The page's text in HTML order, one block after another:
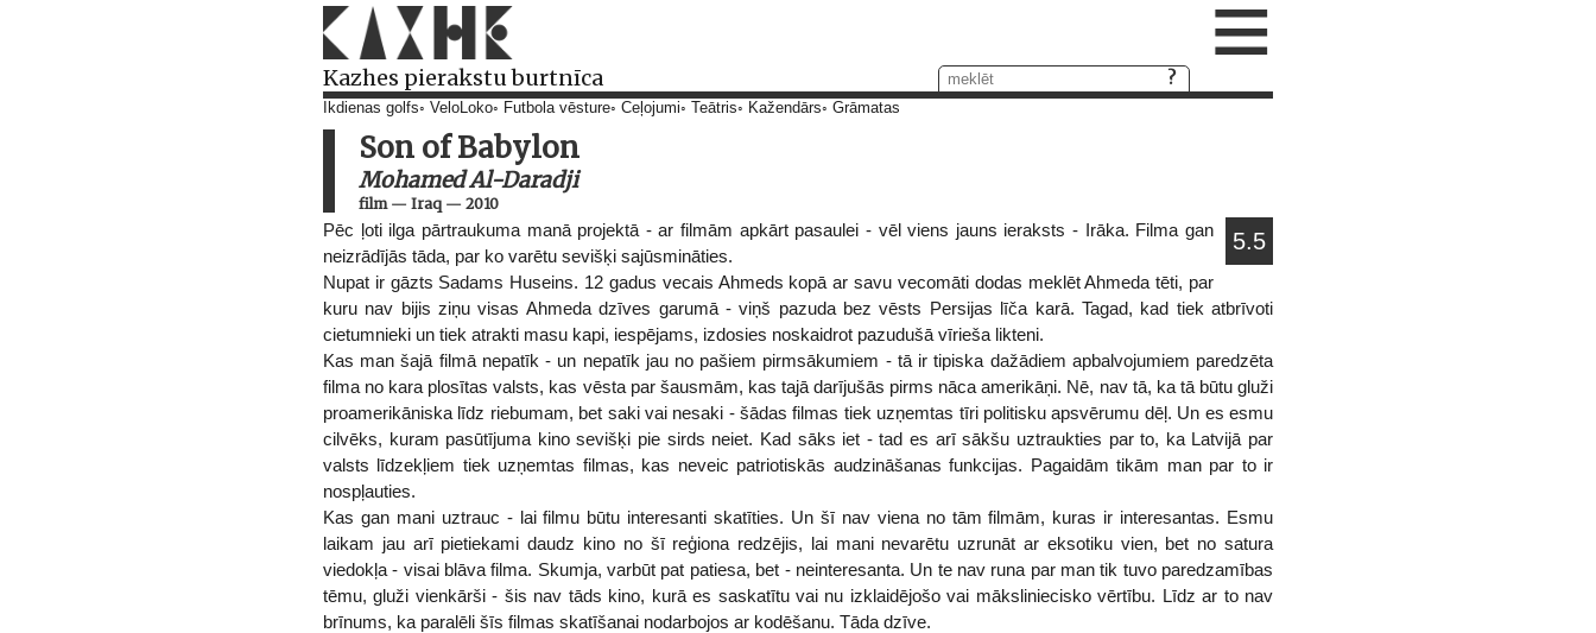
Kazhes pierakstu burtnīca ≡
Ikdienas golfs VeloLoko Futbola vēsture Ceļojumi Teātris Kažendārs Grāmatas
Son of Babylon
Mohamed Al-Daradji
film— Iraq — 2010
5.5
Pēc ļoti ilga pārtraukuma manā projektā - ar filmām apkārt pasaulei - vēl viens jauns ieraksts - Irāka. Filma gan
neizrādījās tāda, par ko varētu sevišķi sajūsmināties.
Nupat ir gāzts Sadams Huseins. 12 gadus vecais Ahmeds kopā ar savu vecomāti dodas meklēt Ahmeda tēti, par
kuru nav bijis ziņu visas Ahmeda dzīves garumā - viņš pazuda bez vēsts Persijas līča karā. Tagad, kad tiek atbrīvoti
cietumnieki un tiek atrakti masu kapi, iespējams, izdosies noskaidrot pazudušā vīrieša likteni.
Kas man šajā filmā nepatīk - un nepatīk jau no pašiem pirmsākumiem - tā ir tipiska dažādiem apbalvojumiem paredzēta
filma no kara plosītas valsts, kas vēsta par šausmām, kas tajā darījušās pirms nāca amerikāņi. Nē, nav tā, ka tā būtu gluži
proamerikāniska līdz riebumam, bet saki vai nesaki - šādas filmas tiek uzņemtas tīri politisku apsvērumu dēļ. Un es esmu
cilvēks, kuram pasūtījuma kino sevišķi pie sirds neiet. Kad sāks iet - tad es arī sākšu uztraukties par to, ka Latvijā par
valsts līdzekļiem tiek uzņemtas filmas, kas neveic patriotiskās audzināšanas funkcijas. Pagaidām tikām man par to ir
nospļauties.
Kas gan mani uztrauc - lai filmu būtu interesanti skatīties. Un šī nav viena no tām filmām, kuras ir interesantas. Esmu
laikam jau arī pietiekami daudz kino no šī reģiona redzējis, lai mani nevarētu uzrunāt ar eksotiku vien, bet no satura
viedokļa - visai blāva filma. Skumja, varbūt pat patiesa, bet - neinteresanta. Un te nav runa par man tik tuvo paredzamības
tēmu, gluži vienkārši - šis nav tāds kino, kurā es saskatītu vai nu izklaidējošo vai māksliniecisko vērtību. Līdz ar to nav
brīnums, ka paralēli šīs filmas skatīšanai nodarbojos ar kodēšanu. Tāda dzīve.